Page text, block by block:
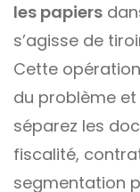
les papiers
s’agisse de
Cette
du problème et
séparez les
fiscalité,
segmentation